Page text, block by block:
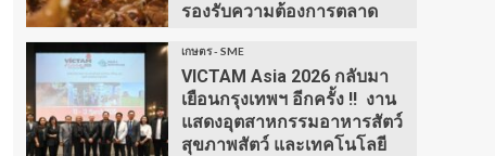
รองรับความต้องการตลาด
เกษตร - SME
VICTAM Asia 2026 กลับมา
เยือนกรุงเทพฯ อีกครั้ง !! งาน
แสดงอุตสาหกรรมอาหารสัตว์
สุขภาพสัตว์ และเทคโนโลยี